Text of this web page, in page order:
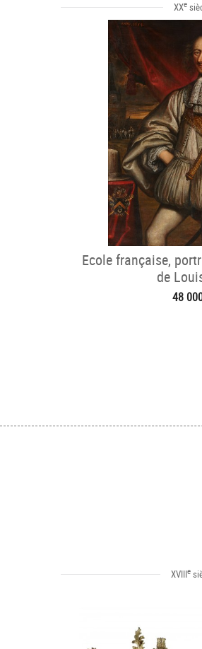
XXe
Ecole française,
de
48
XVIIIe